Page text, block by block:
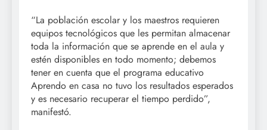
“La población escolar y los maestros requieren
equipos tecnológicos que les permitan almacenar
toda la información que se aprende en el aula y
estén disponibles en todo momento; debemos
tener en cuenta que el programa educativo
Aprendo en casa no tuvo los resultados esperados
y es necesario recuperar el tiempo perdido”,
manifestó.